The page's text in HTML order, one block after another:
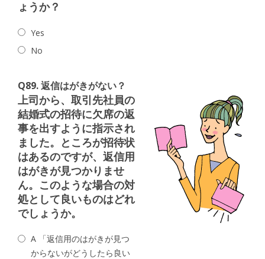
ょうか？
Yes
No
Q89. 返信はがきがない？
上司から、取引先社員の
結婚式の招待に欠席の返
事を出すように指示され
ました。ところが招待状
はあるのですが、返信用
はがきが見つかりませ
ん。このような場合の対
処として良いものはどれ
でしょうか。
A 「返信用のはがきが見つ
からないがどうしたら良い